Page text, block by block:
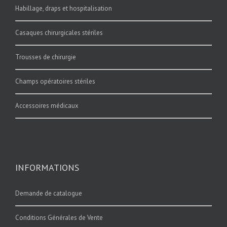
Habillage, draps et hospitalisation
Casaques chirurgicales stériles
Trousses de chirurgie
Champs opératoires stériles
Accessoires médicaux
INFORMATIONS
Demande de catalogue
Conditions Générales de Vente